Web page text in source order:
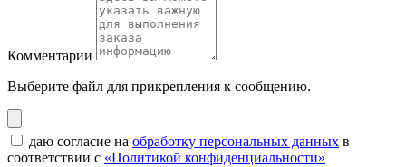
Комментарии
Выберите файл для прикрепления к сообщению.
даю согласие на обработку персональных данных в
соответствии с «Политикой конфиденциальности»